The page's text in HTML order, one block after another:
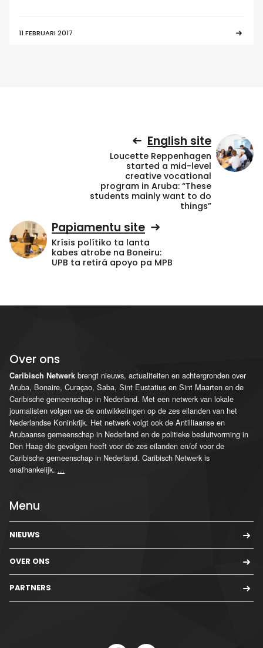
11 FEBRUARI 2017
English site
Loucette Reppenhagen
started a mid-level
creative vocational
program in Aruba: “These
students mainly want to do
things”
Papiamentu site
Krísis polítiko ta lanta
kabes atrobe na Boneiru:
UPB ta retirá apoyo pa MPB
Over ons
Caribisch Netwerk brengt nieuws, actualiteiten en achtergronden over
Aruba, Bonaire, Curaçao, Saba, Sint Eustatius en Sint Maarten en de
Caribische gemeenschap in Nederland. Met een netwerk van lokale
journalisten volgen we de ontwikkelingen op de zes eilanden van het
Nederlandse Koninkrijk. Het netwerk volgt ook de Antilliaanse en
Arubaanse gemeenschap in Nederland en de politieke besluitvorming in
Den Haag die gevolgen heeft voor de zes eilanden en/of voor de
Caribische gemeenschap in Nederland. Caribisch Netwerk is
onafhankelijk. ...
Menu
NIEUWS
OVER ONS
PARTNERS